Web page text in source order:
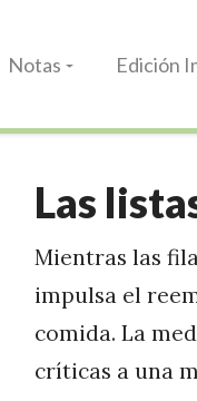
Notas Edición
Las
Mientras las
impulsa el
comida. La
críticas a una